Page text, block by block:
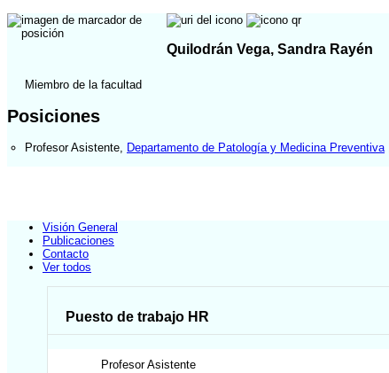
Quilodrán Vega, Sandra Rayén
Miembro de la facultad
Posiciones
Profesor Asistente Departamento de Patología y Medicina Preventiva
Visión General
Publicaciones
Contacto
Ver todos
Puesto de trabajo HR
Profesor Asistente